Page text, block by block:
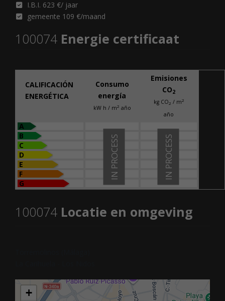
I.B.I. 623 €/ jaar
gemeente 109 €/maand
100074 Energie certificaat
CALIFICACIÓN
ENERGÉTICA
Consumo
energía
kW h / m2 año
Emisiones
CO2
kg CO2 / m2
año
A
B
C
D
E
F
G
IN PROCESS
IN PROCESS
100074 Locatie en omgeving
+